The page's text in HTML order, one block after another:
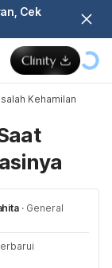
Cek
Kehamilan
· General